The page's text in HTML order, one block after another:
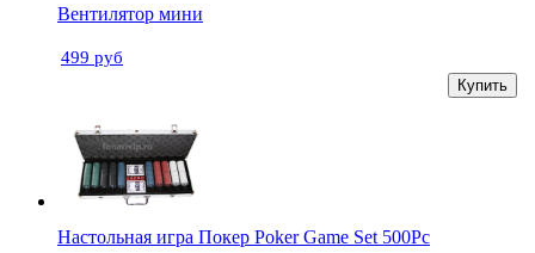
Вентилятор мини
499 руб
Купить
Настольная игра Покер Poker Game Set 500Pc